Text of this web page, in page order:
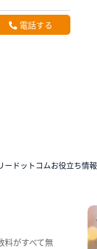
電話する
ードットコムお役立ち情報
料がすべて無